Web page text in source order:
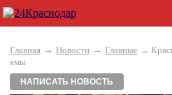
Главная → Новости → Главные →
ямы
НАПИСАТЬ НОВОСТЬ